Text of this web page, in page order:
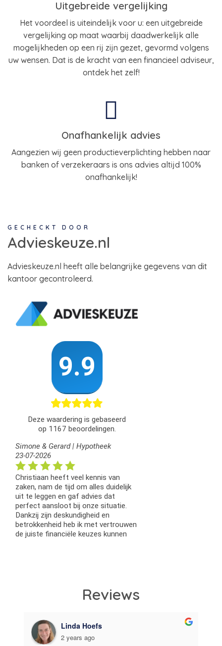
Uitgebreide vergelijking
Het voordeel is uiteindelijk voor u: een uitgebreide
vergelijking op maat waarbij daadwerkelijk alle
mogelijkheden op een rij zijn gezet, gevormd volgens
uw wensen. Dat is de kracht van een financieel adviseur,
ontdek het zelf!
Onafhankelijk advies
Aangezien wij geen productieverplichting hebben naar
banken of verzekeraars is ons advies altijd 100%
onafhankelijk!
Advieskeuze.nl
GECHECKT DOOR
Advieskeuze.nl heeft alle belangrijke gegevens van dit
kantoor gecontroleerd.
Reviews
Sharon Buijs
2 years ago